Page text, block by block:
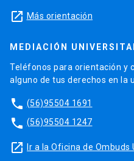
launch Más orientación
MEDIACIÓN
Teléfonos para orientación y
alguno de tus derechos en la
phone (56)95504 1691
phone (56)95504 1247
launch Ir a la Oficina de Ombuds